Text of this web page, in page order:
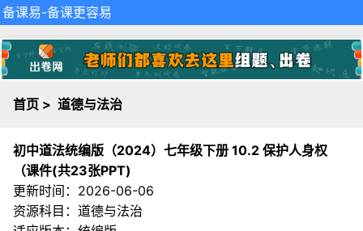
备课易-备课更容易
首页 > 道德与法治
初中道法统编版（2024）七年级下册 10.2 保护人身权
（课件(共23张PPT)
更新时间：2026-06-06
资源科目：道德与法治